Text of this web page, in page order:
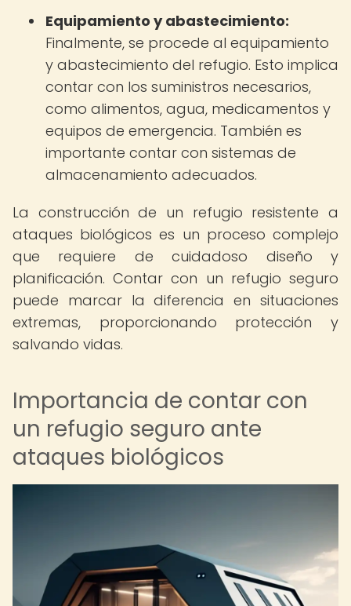
Equipamiento y abastecimiento:
Finalmente, se procede al equipamiento
y abastecimiento del refugio. Esto implica
contar con los suministros necesarios,
como alimentos, agua, medicamentos y
equipos de emergencia. También es
importante contar con sistemas de
almacenamiento adecuados.
La construcción de un refugio resistente a
ataques biológicos es un proceso complejo
que requiere de cuidadoso diseño y
planificación. Contar con un refugio seguro
puede marcar la diferencia en situaciones
extremas, proporcionando protección y
salvando vidas.
Importancia de contar con
un refugio seguro ante
ataques biológicos